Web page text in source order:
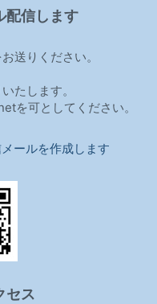
配信します
送りください。
たします。
を可としてください。
ールを作成します
セス